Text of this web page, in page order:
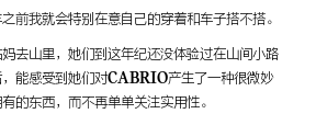
前我就会特别在意自己的穿着和车子搭不搭。
去山里，她们到这年纪还没体验过在山间小路
能感受到她们对CABRIO产生了一种很微妙
的东西，而不再单单关注实用性。